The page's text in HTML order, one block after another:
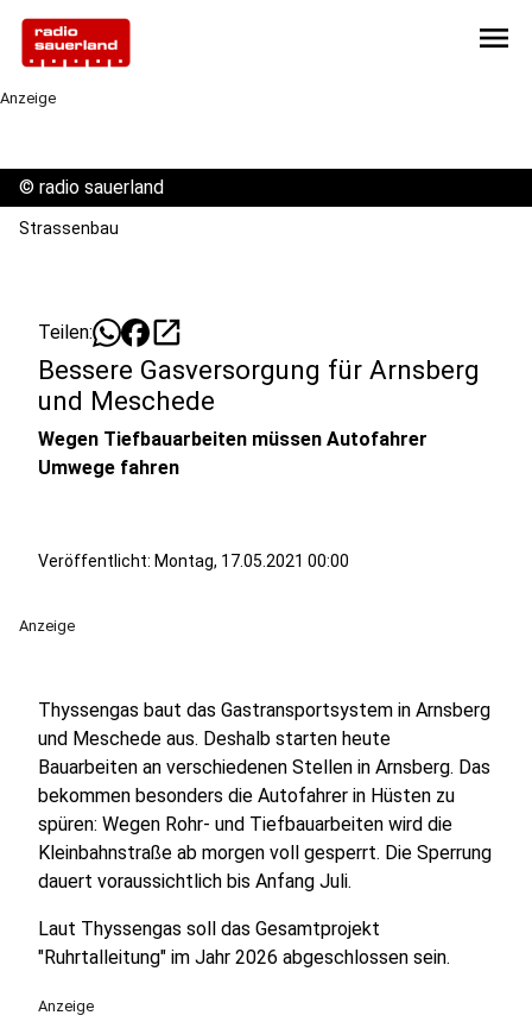
menu
Anzeige
© radio sauerland
Strassenbau
Teilen: open_in_new
Bessere Gasversorgung für Arnsberg
und Meschede
Wegen Tiefbauarbeiten müssen Autofahrer
Umwege fahren
Veröffentlicht: Montag, 17.05.2021 00:00
Anzeige
Thyssengas baut das Gastransportsystem in Arnsberg
und Meschede aus. Deshalb starten heute
Bauarbeiten an verschiedenen Stellen in Arnsberg. Das
bekommen besonders die Autofahrer in Hüsten zu
spüren: Wegen Rohr- und Tiefbauarbeiten wird die
Kleinbahnstraße ab morgen voll gesperrt. Die Sperrung
dauert voraussichtlich bis Anfang Juli.
Laut Thyssengas soll das Gesamtprojekt
"Ruhrtalleitung" im Jahr 2026 abgeschlossen sein.
Anzeige